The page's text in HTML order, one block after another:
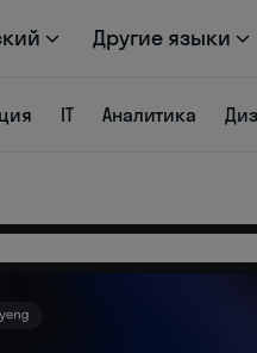
Другие языки
IT Аналитика